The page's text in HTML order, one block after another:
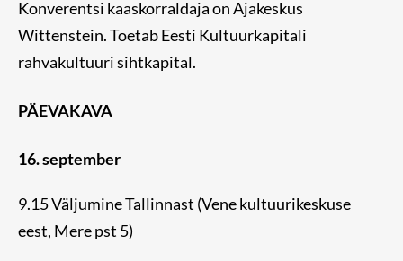
Konverentsi kaaskorraldaja on Ajakeskus
Wittenstein. Toetab Eesti Kultuurkapitali
rahvakultuuri sihtkapital.
PÄEVAKAVA
16. september
9.15 Väljumine Tallinnast (Vene kultuurikeskuse
eest, Mere pst 5)